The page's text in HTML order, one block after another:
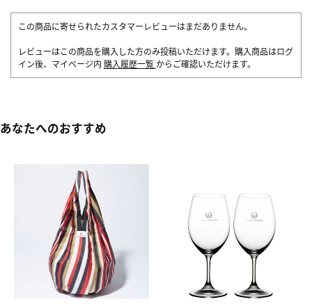
この商品に寄せられたカスタマーレビューはまだありません。
レビューはこの商品を購入した方のみ投稿いただけます。購入商品はログ
イン後、マイページ内 購入履歴一覧 からご確認いただけます。
あなたへのおすすめ